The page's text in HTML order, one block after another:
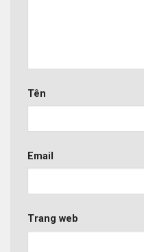
Tên
Email
Trang web